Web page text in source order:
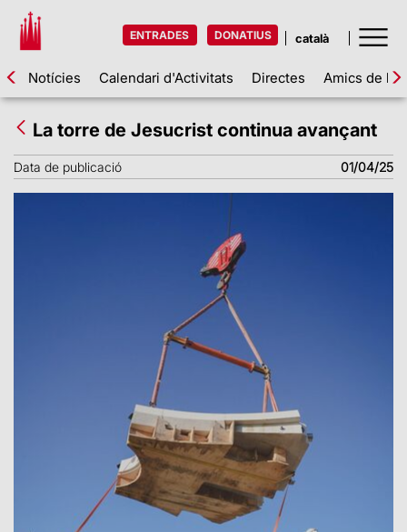
ENTRADES DONATIUS
Notícies Calendari d'Activitats Directes Amics de la
La torre de Jesucrist continua avançant
Data de publicació 01/04/25